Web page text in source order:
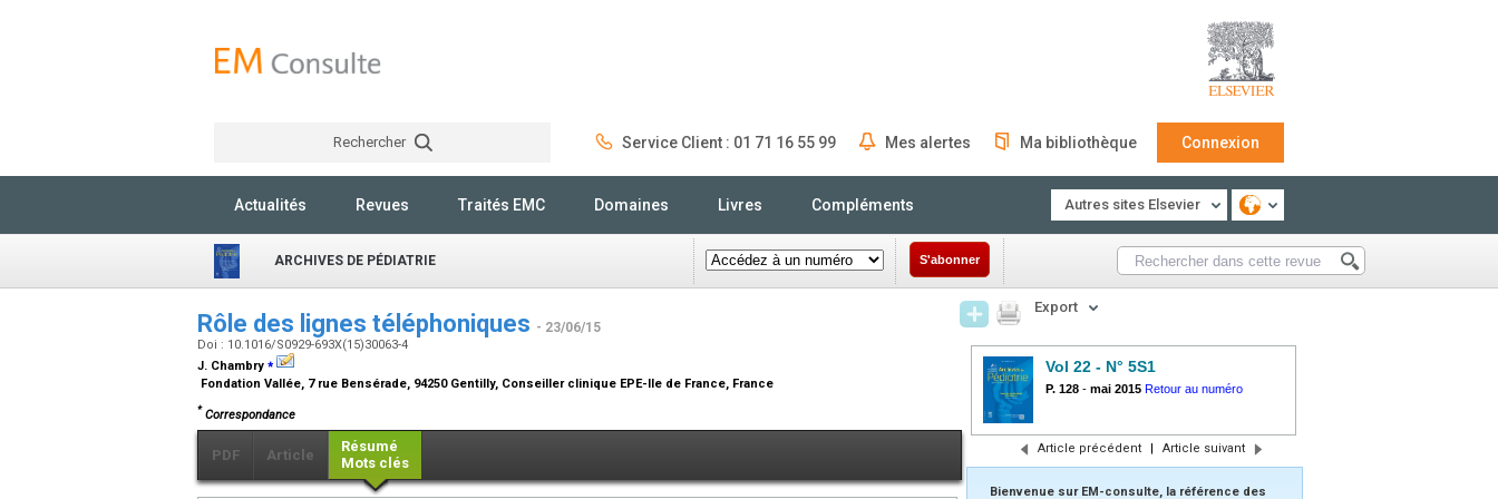
Rechercher Service Client : 01 71 16 55 99 Mes alertes Ma bibliothèque Connexion
Actualités Revues Traités EMC Domaines Livres Compléments Autres sites Elsevier
ARCHIVES DE PÉDIATRIE S'abonner
Rôle des lignes téléphoniques - 23/06/15
Doi : 10.1016/S0929-693X(15)30063-4
J. Chambry ⁎
Fondation Vallée, 7 rue Bensérade, 94250 Gentilly, Conseiller clinique EPE-Ile de France, France
* Correspondance
PDF Article
Résumé
Mots clés
Export
Vol 22 - N° 5S1
P. 128 - mai 2015 Retour au numéro
Article précédent | Article suivant
Bienvenue sur EM-consulte, la référence des